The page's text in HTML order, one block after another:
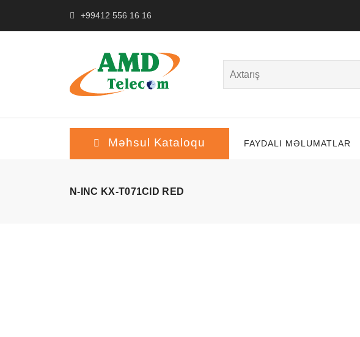
+99412 556 16 16
Məhsul Kataloqu FAYDALI MƏLUMATLAR
N-INC KX-T071CID RED